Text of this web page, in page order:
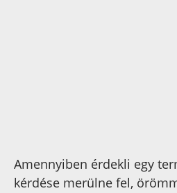
Amennyiben érdekli egy
kérdése merülne fel,